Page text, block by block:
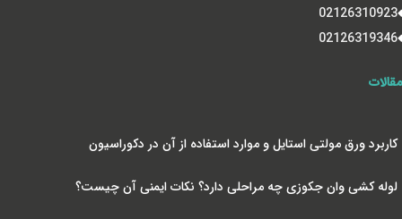
02126310923
02126319346
مقالات
کاربرد ورق مولتی استایل و موارد استفاده از آن در دکوراسیون
لوله کشی وان جکوزی چه مراحلی دارد؟ نکات ایمنی آن چیست؟